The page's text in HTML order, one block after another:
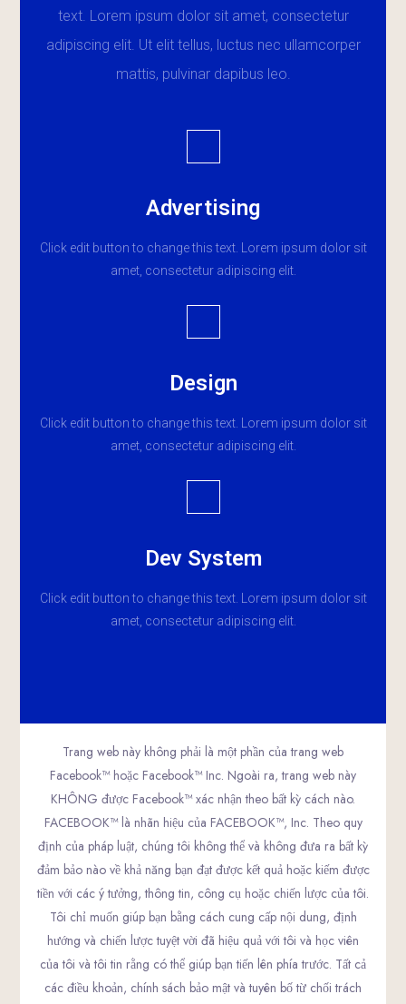
text. Lorem ipsum dolor sit amet, consectetur
adipiscing elit. Ut elit tellus, luctus nec ullamcorper
mattis, pulvinar dapibus leo.
Advertising
Click edit button to change this text. Lorem ipsum dolor sit
amet, consectetur adipiscing elit.
Design
Click edit button to change this text. Lorem ipsum dolor sit
amet, consectetur adipiscing elit.
Dev System
Click edit button to change this text. Lorem ipsum dolor sit
amet, consectetur adipiscing elit.
Trang web này không phải là một phần của trang web
Facebook™ hoặc Facebook™ Inc. Ngoài ra, trang web này
KHÔNG được Facebook™ xác nhận theo bất kỳ cách nào.
FACEBOOK™ là nhãn hiệu của FACEBOOK™, Inc. Theo quy
định của pháp luật, chúng tôi không thể và không đưa ra bất kỳ
đảm bảo nào về khả năng bạn đạt được kết quả hoặc kiếm được
tiền với các ý tưởng, thông tin, công cụ hoặc chiến lược của tôi.
Tôi chỉ muốn giúp bạn bằng cách cung cấp nội dung, định
hướng và chiến lược tuyệt vời đã hiệu quả với tôi và học viên
của tôi và tôi tin rằng có thể giúp bạn tiến lên phía trước. Tất cả
các điều khoản, chính sách bảo mật và tuyên bố từ chối trách